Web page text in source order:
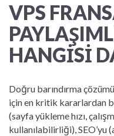
VPS
HANGISI
Doğru barındırma
için en kritik kararlardan
(sayfa yükleme hızı,
kullanılabilirliği), SEO’yu